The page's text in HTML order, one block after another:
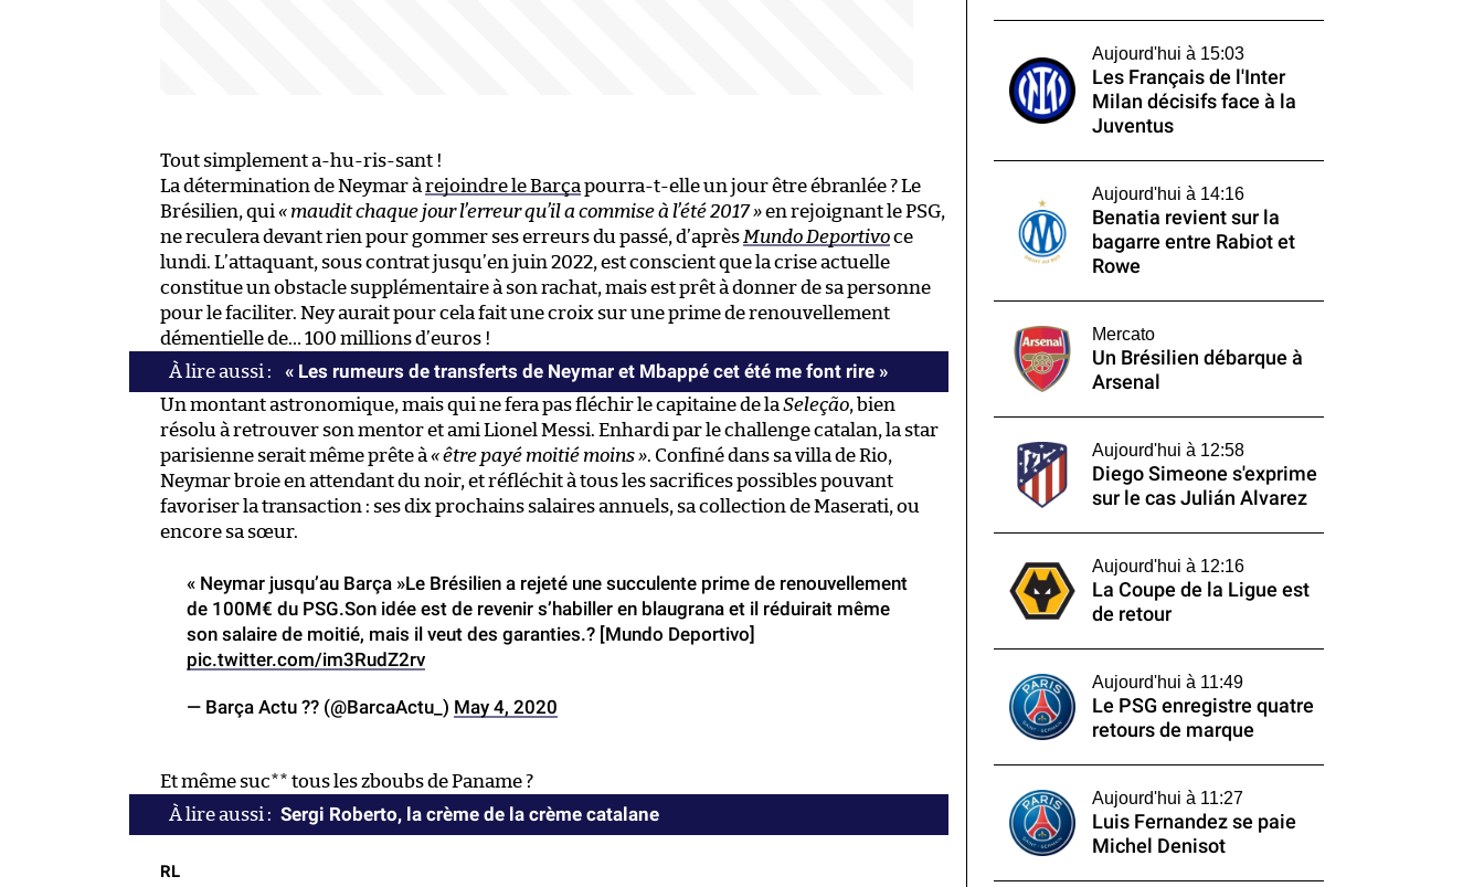
Tout simplement a-hu-ris-sant !
La détermination de Neymar àrejoindre le Barçapourra-t-elle un jour être ébranlée ? Le
Brésilien, qui« maudit chaque jour l’erreur qu’il a commise à l’été 2017 »en rejoignant le PSG,
ne reculera devant rien pour gommer ses erreurs du passé, d’aprèsMundo Deportivoce
lundi. L’attaquant, sous contrat jusqu’en juin 2022, est conscient que la crise actuelle
constitue un obstacle supplémentaire à son rachat, mais est prêt à donner de sa personne
pour le faciliter. Ney aurait pour cela fait une croix sur une prime de renouvellement
démentielle de… 100 millions d’euros !
« Les rumeurs de transferts de Neymar et Mbappé cet été me font rire »
Un montant astronomique, mais qui ne fera pas fléchir le capitaine de laSeleção, bien
résolu à retrouver son mentor et ami Lionel Messi. Enhardi par le challenge catalan, la star
parisienne serait même prête à« être payé moitié moins ». Confiné dans sa villa de Rio,
Neymar broie en attendant du noir, et réfléchit à tous les sacrifices possibles pouvant
favoriser la transaction : ses dix prochains salaires annuels, sa collection de Maserati, ou
encore sa sœur.
« Neymar jusqu’au Barça »Le Brésilien a rejeté une succulente prime de renouvellement
de 100M€ du PSG.Son idée est de revenir s’habiller en blaugrana et il réduirait même
son salaire de moitié, mais il veut des garanties.? [Mundo Deportivo]
pic.twitter.com/im3RudZ2rv
— Barça Actu ?? (@BarcaActu_) May 4, 2020
Et même suc** tous les zboubs de Paname ?
Sergi Roberto, la crème de la crème catalane
RL
Aujourd'hui à 15:03
Les Français de l'Inter
Milan décisifs face à la
Juventus
Aujourd'hui à 14:16
Benatia revient sur la
bagarre entre Rabiot et
Rowe
Mercato
Un Brésilien débarque à
Arsenal
Aujourd'hui à 12:58
Diego Simeone s'exprime
sur le cas Julián Alvarez
Aujourd'hui à 12:16
La Coupe de la Ligue est
de retour
Aujourd'hui à 11:49
Le PSG enregistre quatre
retours de marque
Aujourd'hui à 11:27
Luis Fernandez se paie
Michel Denisot